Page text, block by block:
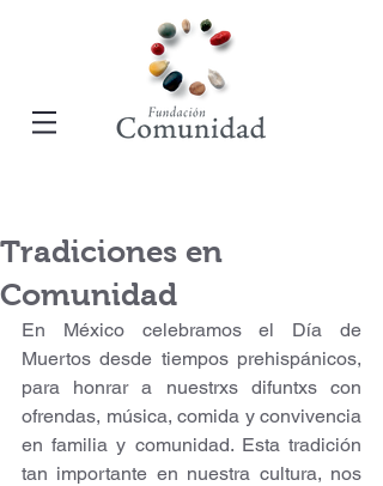
Tradiciones en
Comunidad
En México celebramos el Día de
Muertos desde tiempos prehispánicos,
para honrar a nuestrxs difuntxs con
ofrendas, música, comida y convivencia
en familia y comunidad. Esta tradición
tan importante en nuestra cultura, nos